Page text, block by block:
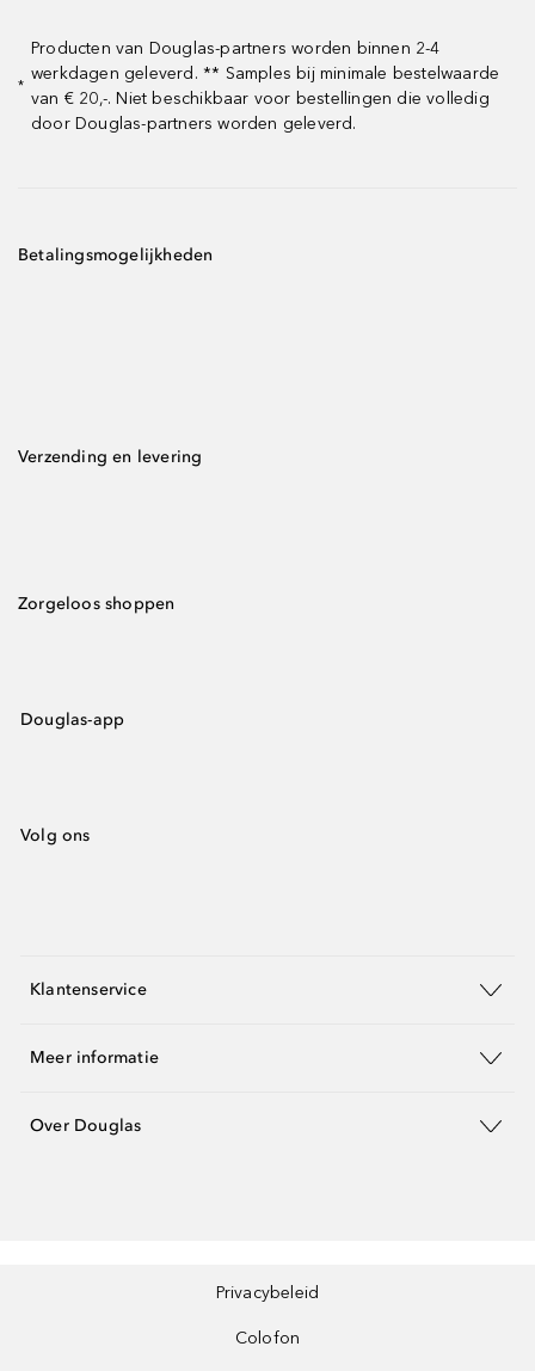
*
Producten van Douglas-partners worden binnen 2-4
werkdagen geleverd. ** Samples bij minimale bestelwaarde
van € 20,-. Niet beschikbaar voor bestellingen die volledig
door Douglas-partners worden geleverd.
Betalingsmogelijkheden
Verzending en levering
Zorgeloos shoppen
Douglas-app
Volg ons
Klantenservice
Meer informatie
Over Douglas
Privacybeleid
Colofon